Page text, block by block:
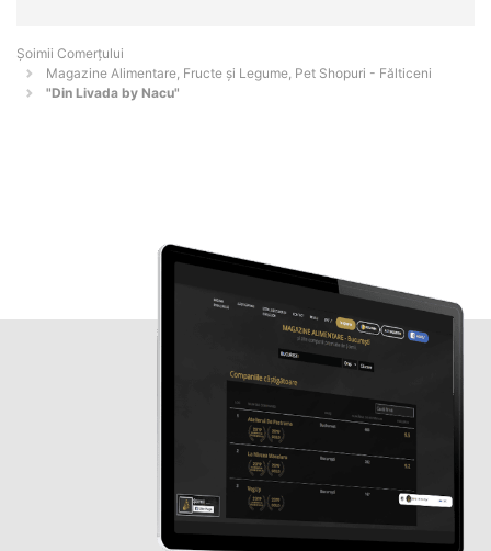
Șoimii Comerțului
Magazine Alimentare, Fructe și Legume, Pet Shopuri - Fălticeni
"Din Livada by Nacu"